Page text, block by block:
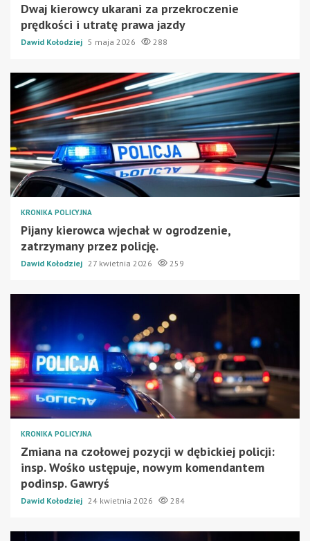
Dwaj kierowcy ukarani za przekroczenie
prędkości i utratę prawa jazdy
Dawid Kołodziej 5 maja 2026 288
KRONIKA POLICYJNA
Pijany kierowca wjechał w ogrodzenie,
zatrzymany przez policję.
Dawid Kołodziej 27 kwietnia 2026 259
KRONIKA POLICYJNA
Zmiana na czołowej pozycji w dębickiej policji:
insp. Wośko ustępuje, nowym komendantem
podinsp. Gawryś
Dawid Kołodziej 24 kwietnia 2026 284